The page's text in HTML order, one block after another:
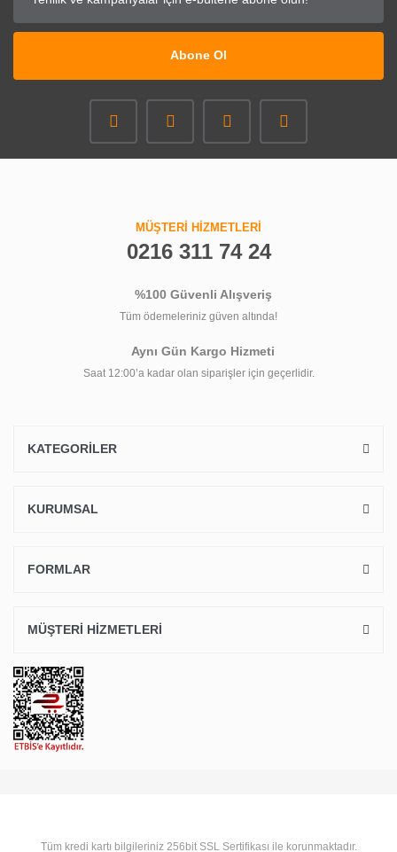
Abone Ol
MÜŞTERİ HİZMETLERİ
0216 311 74 24
%100 Güvenli Alışveriş
Tüm ödemeleriniz güven altında!
Aynı Gün Kargo Hizmeti
Saat 12:00’a kadar olan siparişler için geçerlidir.
KATEGORİLER
KURUMSAL
FORMLAR
MÜŞTERİ HİZMETLERİ
Tüm kredi kartı bilgileriniz 256bit SSL Sertifikası ile korunmaktadır.